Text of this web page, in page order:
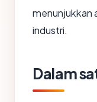
menunjukkan
industri.
Dalam